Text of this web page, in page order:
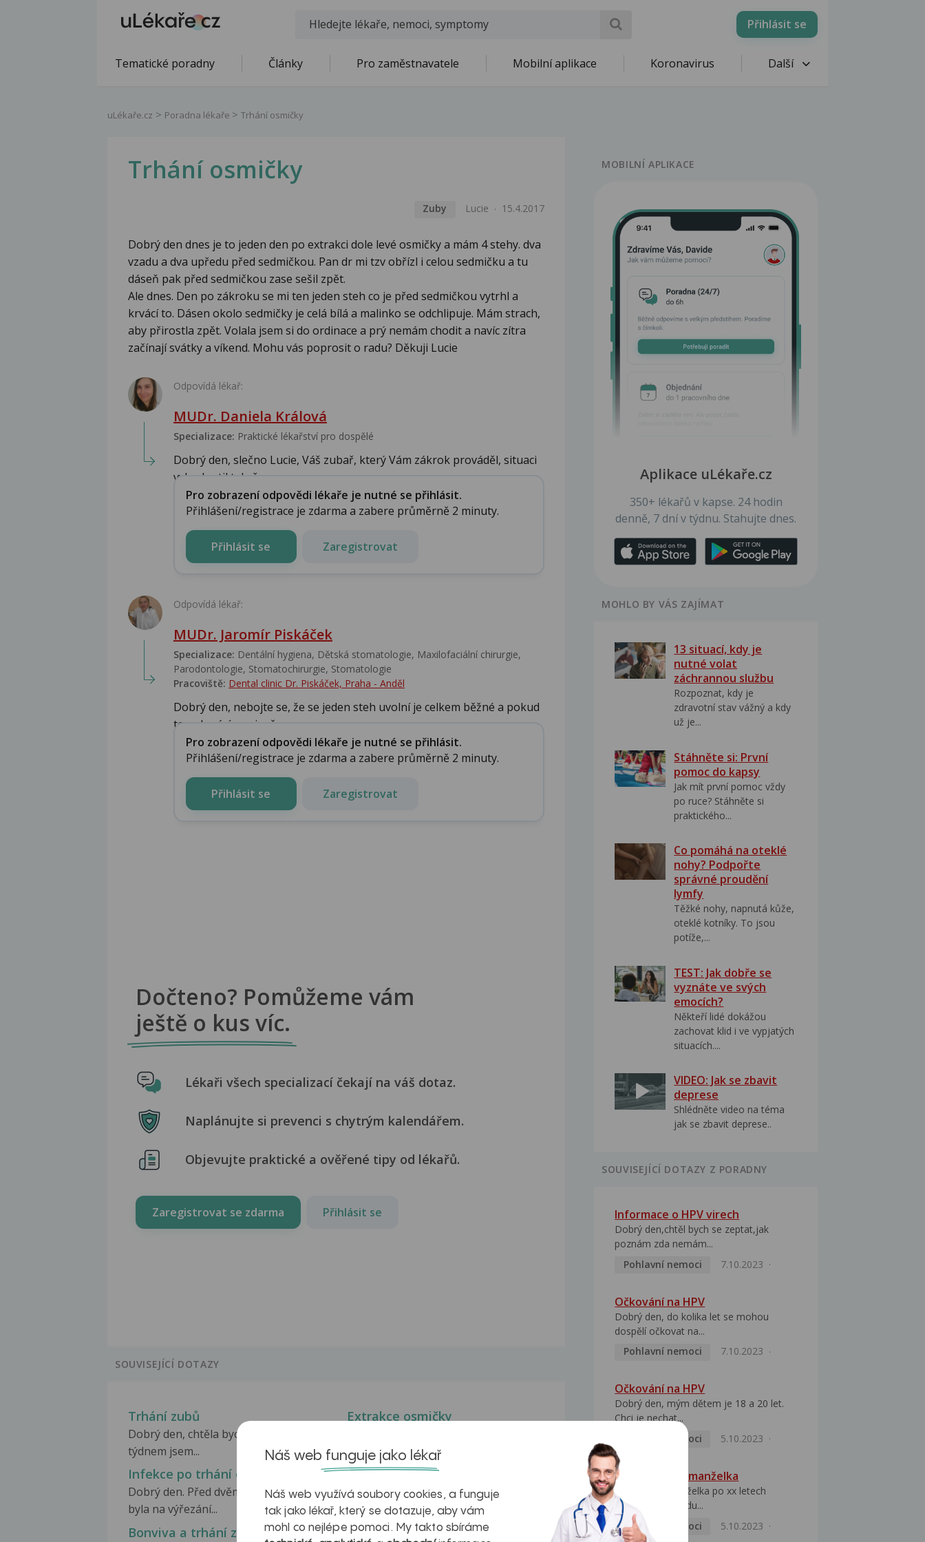
Přihlásit se
Tematické poradny Články Pro zaměstnavatele Mobilní aplikace Koronavirus Další
uLékaře.cz Poradna lékaře Trhání osmičky
Trhání osmičky
Zuby Lucie 15.4.2017
Dobrý den dnes je to jeden den po extrakci dole levé osmičky a mám 4 stehy. dva
vzadu a dva upředu před sedmičkou. Pan dr mi tzv obřízl i celou sedmičku a tu
dáseň pak před sedmičkou zase sešil zpět.
Ale dnes. Den po zákroku se mi ten jeden steh co je před sedmičkou vytrhl a
krvácí to. Dásen okolo sedmičky je celá bílá a malinko se odchlipuje. Mám strach,
aby přirostla zpět. Volala jsem si do ordinace a prý nemám chodit a navíc zítra
začínají svátky a víkend. Mohu vás poprosit o radu? Děkuji Lucie
Odpovídá lékař:
MUDr. Daniela Králová
Specializace: Praktické lékařství pro dospělé
Dobrý den, slečno Lucie, Váš zubař, který Vám zákrok prováděl, situaci
vyhodnotil tak, že...
Pro zobrazení odpovědi lékaře je nutné se přihlásit.
Přihlášení/registrace je zdarma a zabere průměrně 2 minuty.
Přihlásit se Zaregistrovat
Odpovídá lékař:
MUDr. Jaromír Piskáček
Specializace: Dentální hygiena, Dětská stomatologie, Maxilofaciální chirurgie,
Parodontologie, Stomatochirurgie, Stomatologie‎
Pracoviště: Dental clinic Dr. Piskáček, Praha - Anděl
Dobrý den, nebojte se, že se jeden steh uvolní je celkem běžné a pokud
to nekrvácí masivně,...
Pro zobrazení odpovědi lékaře je nutné se přihlásit.
Přihlášení/registrace je zdarma a zabere průměrně 2 minuty.
Přihlásit se Zaregistrovat
Dočteno? Pomůžeme vám
ještě o kus víc.
Lékaři všech specializací čekají na váš dotaz.
Naplánujte si prevenci s chytrým kalendářem.
Objevujte praktické a ověřené tipy od lékařů.
Zaregistrovat se zdarma Přihlásit se
SOUVISEJÍCÍ DOTAZY
Trhání zubů
Dobrý den, chtěla bych se zeptat, před
týdnem jsem...
Extrakce osmičky
provedla extrakci...
Infekce po trhání osmičky
Dobrý den. Před dvěma týdny jsem
byla na výřezání...
Trhání zubu
Trhání zubu, před týdnem jsem byl na
trhání zubu...
Bonviva a trhání zubů Trhání zubů
MOBILNÍ APLIKACE
Aplikace uLékaře.cz
350+ lékařů v kapse. 24 hodin
denně, 7 dní v týdnu. Stahujte dnes.
MOHLO BY VÁS ZAJÍMAT
13 situací, kdy je
nutné volat
záchrannou službu
Rozpoznat, kdy je
zdravotní stav vážný a kdy
už je...
Stáhněte si: První
pomoc do kapsy
Jak mít první pomoc vždy
po ruce? Stáhněte si
praktického...
Co pomáhá na oteklé
nohy? Podpořte
správné proudění
lymfy
Těžké nohy, napnutá kůže,
oteklé kotníky. To jsou
potíže,...
TEST: Jak dobře se
vyznáte ve svých
emocích?
Někteří lidé dokážou
zachovat klid i ve vypjatých
situacích....
VIDEO: Jak se zbavit
deprese
Shlédněte video na téma
jak se zbavit deprese..
SOUVISEJÍCÍ DOTAZY Z PORADNY
Informace o HPV virech
Dobrý den,chtěl bych se zeptat,jak
poznám zda nemám...
Pohlavní nemoci
7.10.2023
Očkování na HPV
Dobrý den, do kolika let se mohou
dospělí očkovat na...
Pohlavní nemoci
7.10.2023
Očkování na HPV
Dobrý den, mým dětem je 18 a 20 let.
Chci je nechat...
Pohlavní nemoci
5.10.2023
HPV pozitivní manželka
Dobrý den, manželka po xx letech
přivezla z Východu...
Pohlavní nemoci
5.10.2023
Náš web funguje jako lékař
Náš web využívá soubory cookies, a funguje
tak jako lékař, který se dotazuje, aby vám
mohl co nejlépe pomoci. My takto sbíráme